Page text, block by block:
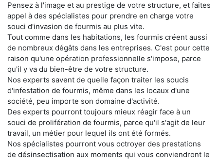
Pensez à l'image et au prestige de votre structure, et faites
appel à des spécialistes pour prendre en charge votre
souci d'invasion de fourmis au plus vite.
Tout comme dans les habitations, les fourmis créent aussi
de nombreux dégâts dans les entreprises. C'est pour cette
raison qu'une opération professionnelle s'impose, parce
qu'il y va du bien-être de votre structure.
Nos experts savent de quelle façon traiter les soucis
d'infestation de fourmis, même dans les locaux d'une
société, peu importe son domaine d'activité.
Des experts pourront toujours mieux réagir face à un
souci de prolifération de fourmis, parce qu'il s'agit de leur
travail, un métier pour lequel ils ont été formés.
Nos spécialistes pourront vous octroyer des prestations
de désinsectisation aux moments qui vous conviendront le